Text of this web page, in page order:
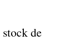
de